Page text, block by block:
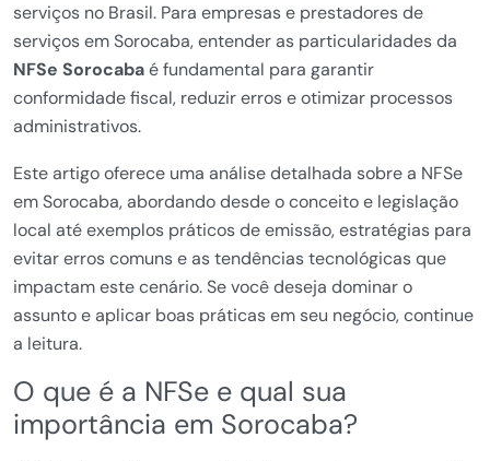
serviços no Brasil. Para empresas e prestadores de
serviços em Sorocaba, entender as particularidades da
NFSe Sorocabaé fundamental para garantir
conformidade fiscal, reduzir erros e otimizar processos
administrativos.
Este artigo oferece uma análise detalhada sobre a NFSe
em Sorocaba, abordando desde o conceito e legislação
local até exemplos práticos de emissão, estratégias para
evitar erros comuns e as tendências tecnológicas que
impactam este cenário. Se você deseja dominar o
assunto e aplicar boas práticas em seu negócio, continue
a leitura.
O que é a NFSe e qual sua
importância em Sorocaba?